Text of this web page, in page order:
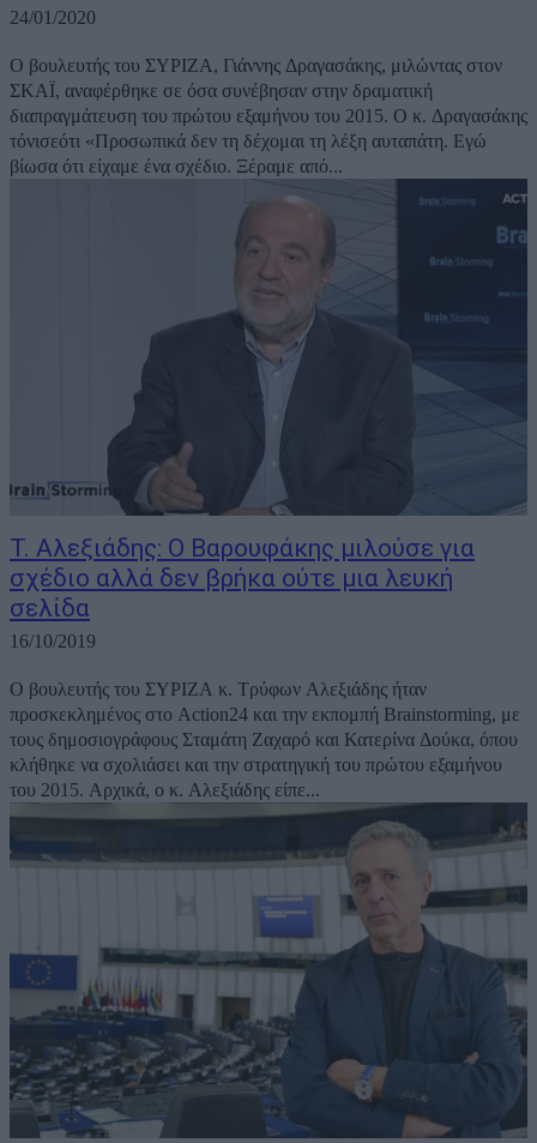
24/01/2020
Ο βουλευτής του ΣΥΡΙΖΑ, Γιάννης Δραγασάκης, μιλώντας στον
ΣΚΑΪ, αναφέρθηκε σε όσα συνέβησαν στην δραματική
διαπραγμάτευση του πρώτου εξαμήνου του 2015. Ο κ. Δραγασάκης
τόνισεότι «Προσωπικά δεν τη δέχομαι τη λέξη αυταπάτη. Εγώ
βίωσα ότι είχαμε ένα σχέδιο. Ξέραμε από...
Τ. Αλεξιάδης: Ο Βαρουφάκης μιλούσε για
σχέδιο αλλά δεν βρήκα ούτε μια λευκή
σελίδα
16/10/2019
Ο βουλευτής του ΣΥΡΙΖΑ κ. Τρύφων Αλεξιάδης ήταν
προσκεκλημένος στο Action24 και την εκπομπή Brainstorming, με
τους δημοσιογράφους Σταμάτη Ζαχαρό και Κατερίνα Δούκα, όπου
κλήθηκε να σχολιάσει και την στρατηγική του πρώτου εξαμήνου
του 2015. Αρχικά, ο κ. Αλεξιάδης είπε...